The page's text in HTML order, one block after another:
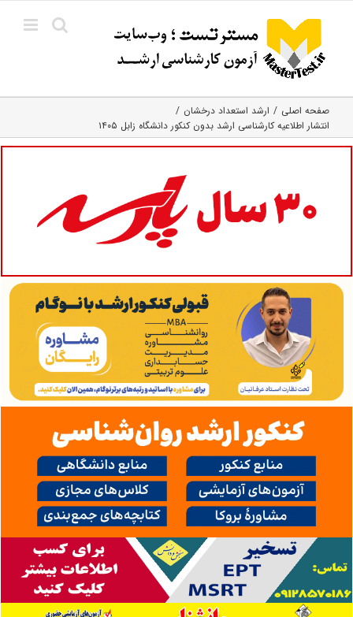
content
صفحه اصلی
ارشد استعداد درخشان
انتشار اطلاعیه کارشناسی ارشد بدون کنکور دانشگاه زابل ۱۴۰۵